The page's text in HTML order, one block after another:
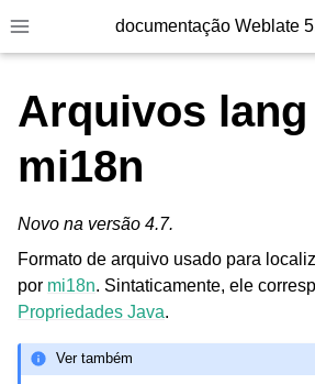
Toggle site navigation sidebar
documentação Weblate
Arquivos lang
mi18n
Novo na versão 4.7.
Formato de arquivo usado para
por mi18n. Sintaticamente, ele
Propriedades Java.
Ver também